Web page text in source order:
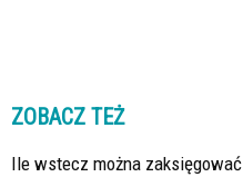
ZOBACZ TEŻ
Ile wstecz można